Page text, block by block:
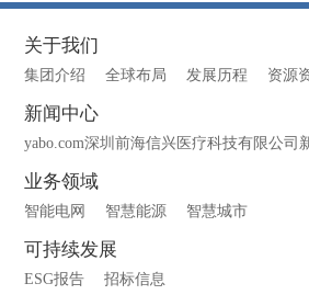
关于我们
集团介绍 全球布局 发展历程 资源
新闻中心
yabo.com深圳前海信兴医疗科技有限公司
业务领域
智能电网 智慧能源 智慧城市
可持续发展
ESG报告 招标信息